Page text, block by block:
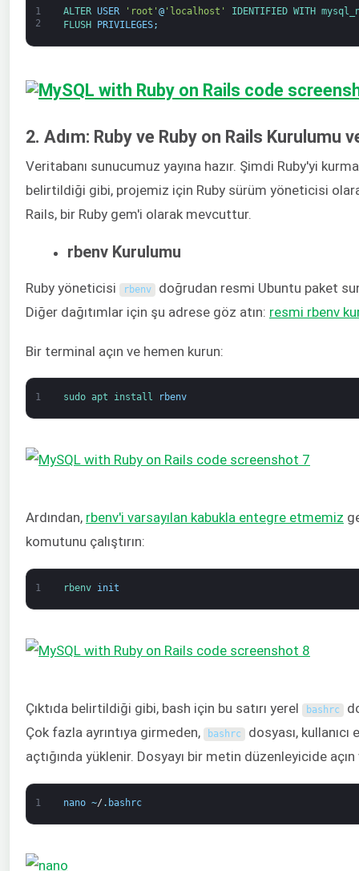
1
2
ALTER USER 'root' @'localhost' IDENTIFIED WITH
FLUSH PRIVILEGES;
2. Adım: Ruby ve Ruby on Rails Kurulumu
Veritabanı sunucumuz yayına hazır. Şimdi Ruby'yi
belirtildiği gibi, projemiz için Ruby sürüm yöneticisi
Rails, bir Ruby gem'i olarak mevcuttur.
rbenv Kurulumu
Ruby yöneticisi rbenv doğrudan resmi Ubuntu paket
Diğer dağıtımlar için şu adrese göz atın: resmi rbenv
Bir terminal açın ve hemen kurun:
1 sudo apt install rbenv
Ardından, rbenv'i varsayılan kabukla entegre etmemiz
komutunu çalıştırın:
1 rbenv init
Çıktıda belirtildiği gibi, bash için bu satırı yerel bashrc
Çok fazla ayrıntıya girmeden,
bashrc dosyası,
açtığında yüklenir. Dosyayı bir metin düzenleyicide
1 nano ~/ . bashrc